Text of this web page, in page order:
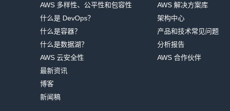
AWS 多样性、公平性和包容性
什么是 DevOps？
什么是容器？
什么是数据湖？
AWS 云安全性
最新资讯
博客
新闻稿
AWS 解决方案库
架构中心
产品和技术常见问题
分析报告
AWS 合作伙伴